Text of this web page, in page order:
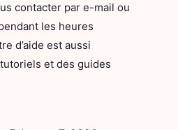
contacter par e-mail ou
les heures
d’aide est aussi
et des guides